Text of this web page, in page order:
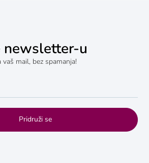
newsletter-u
mail, bez spamanja!
Pridruži se